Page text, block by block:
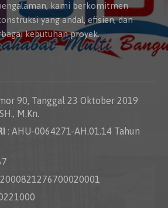
kami berkomitmen
yang andal, efisien, dan
kebutuhan proyek.
90, Tanggal 23 Oktober 2019
M.Kn.
: AHU-0064271-AH.01.14 Tahun